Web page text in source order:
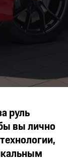
руль
вы лично